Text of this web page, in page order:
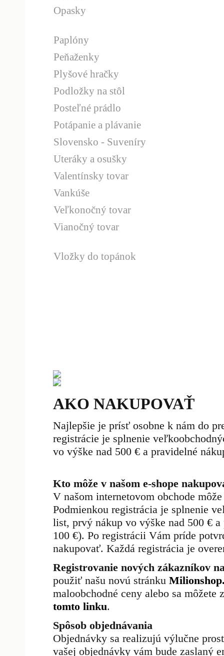
Opasky
Paplóny
Peňaženky
Plyšové hračky
Podložky na stôl
Posteľné prádlo
Potápanie a plávanie
Slovensko - Suveníry
Uteráky a osušky
Valentínsky tovar
Vankúše
Veľkonočný tovar
Vianočný tovar
Vložky do topánok
AKO NAKUPOVAŤ
Najlepšie je prísť osobne k nám do
registrácie je splnenie
vo výške nad 500 € a pravidelné
Kto môže v našom e-shope
V našom internetovom obchode
Podmienkou registrácia je splnenie
list, prvý nákup vo výške nad 500 €
100 €). Po registrácii Vám príde
nakupovať. Každá registrácia je
Registrovanie nových zákazníkov
použiť našu novú stránku
maloobchodné ceny alebo sa
tomto linku.
Spôsob objednávania
Objednávky sa realizujú výlučne
vašej objednávky vám bude zaslaný